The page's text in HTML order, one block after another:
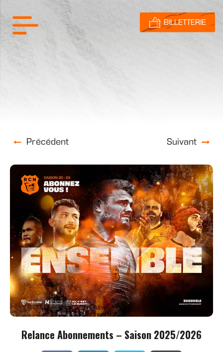
Précédent Suivant
Relance Abonnements – Saison 2025/2026
BILLETTERIE